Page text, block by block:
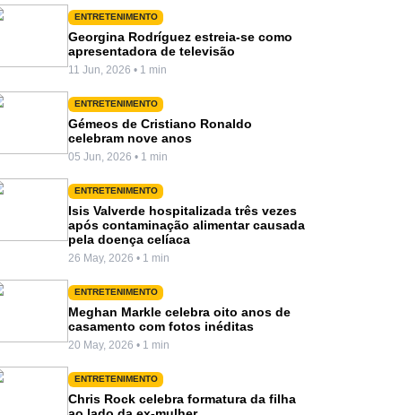
ENTRETENIMENTO
Georgina Rodríguez estreia-se como
apresentadora de televisão
11 Jun, 2026 • 1 min
ENTRETENIMENTO
Gémeos de Cristiano Ronaldo
celebram nove anos
05 Jun, 2026 • 1 min
ENTRETENIMENTO
Isis Valverde hospitalizada três vezes
após contaminação alimentar causada
pela doença celíaca
26 May, 2026 • 1 min
ENTRETENIMENTO
Meghan Markle celebra oito anos de
casamento com fotos inéditas
20 May, 2026 • 1 min
ENTRETENIMENTO
Chris Rock celebra formatura da filha